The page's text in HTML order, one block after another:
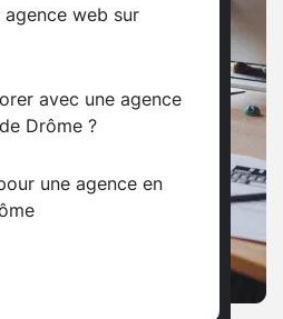
agence web sur
avec une agence
Drôme ?
une agence en